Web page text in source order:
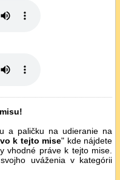
a paličku na udieranie na
k tejto mise" kde nájdete
vhodné práve k tejto mise.
uváženia v kategórii